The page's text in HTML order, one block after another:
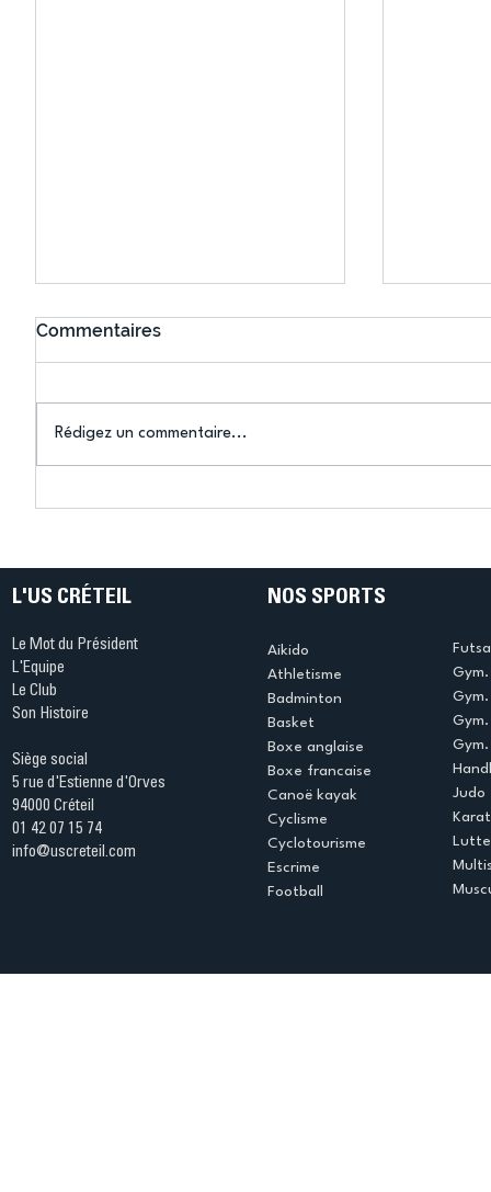
Commentaires
Rédigez un commentaire...
L'US CRÉTEIL
Le Mot du Président
L'Equipe
Le Club
Son Histoire
Siège social
5 rue d'Estienne d'Orves
94000 Créteil
01 42 07 15 74
info@uscreteil.com
NOS SPORTS
Aikido
Athletisme
Badminton
Basket
Boxe anglaise
Boxe francaise
Canoë kayak
Cyclisme
Cyclotourisme
Escrime
Football
Judo
Lutte